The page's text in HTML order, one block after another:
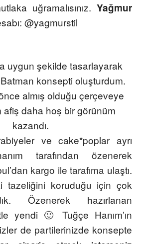
uğramalısınız. Yağmur
@yagmurstil
uygun şekilde tasarlayarak
konsepti oluşturdum.
almış olduğu çerçeveye
afiş daha hoş bir görünüm
kazandı.
vecake*poplar ayrı
tarafından özenerek
kargo ile tarafıma ulaştı.
tazeliğini koruduğu için çok
Özenerek hazırlanan
yendi 🙂 Tuğçe Hanım’ın
de partilerinizde konsepte